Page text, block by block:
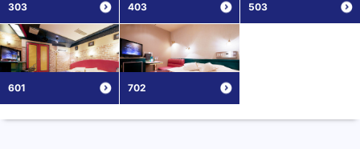
303 403 503
601 702